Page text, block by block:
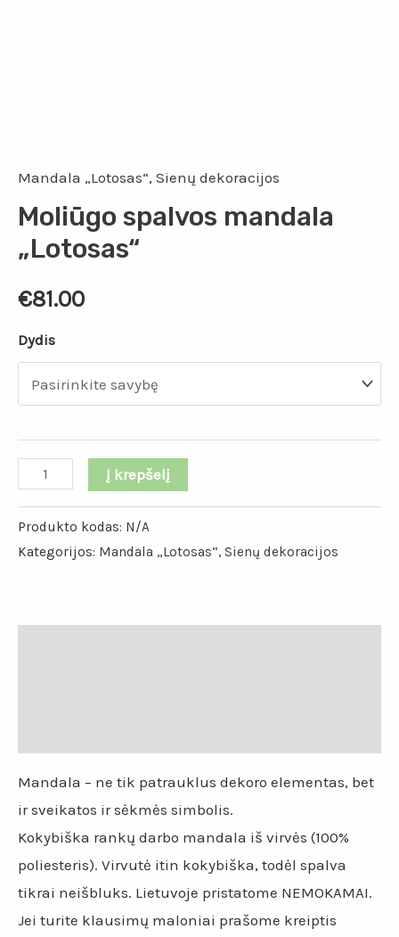
Mandala „Lotosas“, Sienų dekoracijos
Moliūgo spalvos mandala
„Lotosas“
€81.00
Dydis
Į krepšelį
Produkto kodas: N/A
Kategorijos: Mandala „Lotosas“, Sienų dekoracijos
Mandala – ne tik patrauklus dekoro elementas, bet
ir sveikatos ir sėkmės simbolis.
Kokybiška rankų darbo mandala iš virvės (100%
poliesteris). Virvutė itin kokybiška, todėl spalva
tikrai neišbluks. Lietuvoje pristatome NEMOKAMAI.
Jei turite klausimų maloniai prašome kreiptis